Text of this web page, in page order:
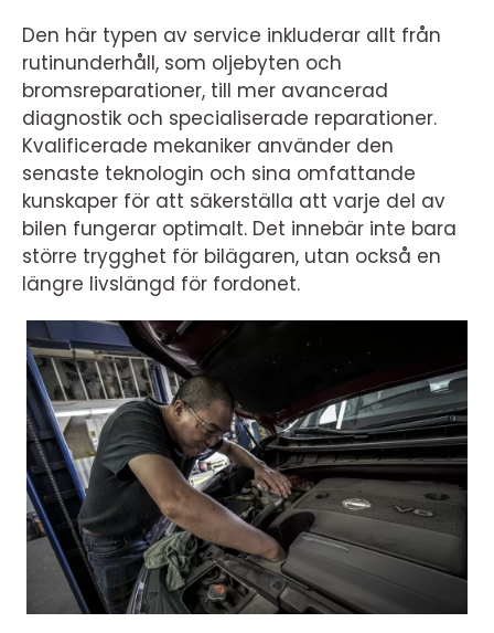
Den här typen av service inkluderar allt från
rutinunderhåll, som oljebyten och
bromsreparationer, till mer avancerad
diagnostik och specialiserade reparationer.
Kvalificerade mekaniker använder den
senaste teknologin och sina omfattande
kunskaper för att säkerställa att varje del av
bilen fungerar optimalt. Det innebär inte bara
större trygghet för bilägaren, utan också en
längre livslängd för fordonet.